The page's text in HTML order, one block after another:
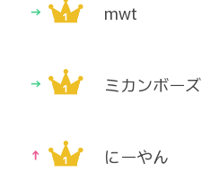
mwt
ミカンボーズ
にーやん